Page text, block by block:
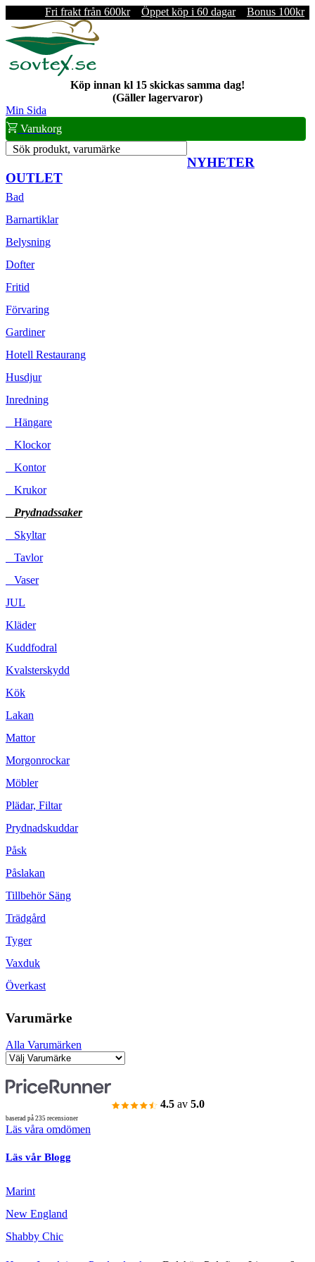
Fri frakt från 600kr Öppet köp i 60 dagar Bonus 100kr
Köp innan kl 15 skickas samma dag!
(Gäller lagervaror)
Min Sida
Varukorg
Sök produkt, varumärke
NYHETER
OUTLET
Bad
Barnartiklar
Belysning
Dofter
Fritid
Förvaring
Gardiner
Hotell Restaurang
Husdjur
Inredning
Hängare
Klockor
Kontor
Krukor
Prydnadssaker
Skyltar
Tavlor
Vaser
JUL
Kläder
Kuddfodral
Kvalsterskydd
Kök
Lakan
Mattor
Morgonrockar
Möbler
Plädar, Filtar
Prydnadskuddar
Påsk
Påslakan
Tillbehör Säng
Trädgård
Tyger
Vaxduk
Överkast
Varumärke
Alla Varumärken
4.5 av 5.0
baserad på 235 recensioner
Läs våra omdömen
Läs vår Blogg
Marint
New England
Shabby Chic